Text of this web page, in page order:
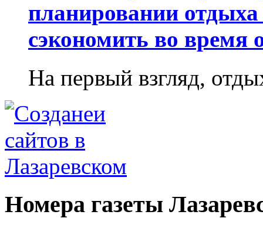
планировании
сэкономить во время
На первый взгляд,
Номера газеты